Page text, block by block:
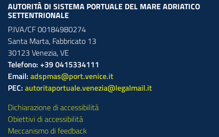
AUTORITÀ DI SISTEMA PORTUALE DEL MARE ADRIATICO
SETTENTRIONALE
P.IVA/CF 00184980274
Santa Marta, Fabbricato 13
30123 Venezia,VE
Telefono: +39 0415334111
Email: adspmas@port.venice.it
PEC: autoritaportuale.venezia@legalmail.it
Dichiarazione di accessibilità
Obiettivi di accessibilità
Meccanismo di feedback